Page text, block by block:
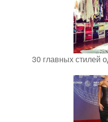
30 главных стилей